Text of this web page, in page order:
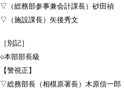
▽（総務部参事兼会計課長）砂田禎
▽（施設課長）矢後秀文
［別記］
○本部部長級
【警視正】
▽総務部長（相模原署長）木原信一郎